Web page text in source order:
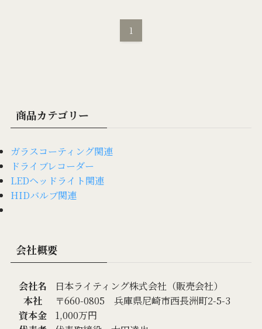
1
商品カテゴリー
ガラスコーティング関連
ドライブレコーダー
LEDヘッドライト関連
HIDバルブ関連
会社概要
会社名
日本ライティング株式会社（販売会社）
本社
〒660-0805 兵庫県尼崎市西長洲町2-5-3
資本金
1,000万円